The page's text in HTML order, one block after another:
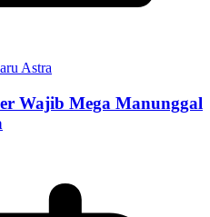
Wajib Mega Manunggal